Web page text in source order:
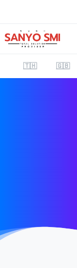
🇹🇭 🇬🇧